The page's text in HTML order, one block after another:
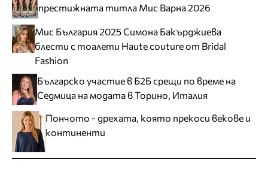
престижната титла Мис Варна 2026
Мис България 2025 Симона Бакърджиева
блести с тоалети Haute couture от Bridal
Fashion
Българско участие в Б2Б срещи по време на
Седмица на модата в Торино, Италия
Пончото - дрехата, която прекоси векове и
континенти